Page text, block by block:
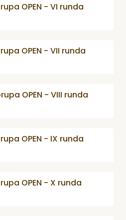
OPEN - VI runda
OPEN - VII runda
OPEN - VIII runda
OPEN - IX runda
OPEN - X runda